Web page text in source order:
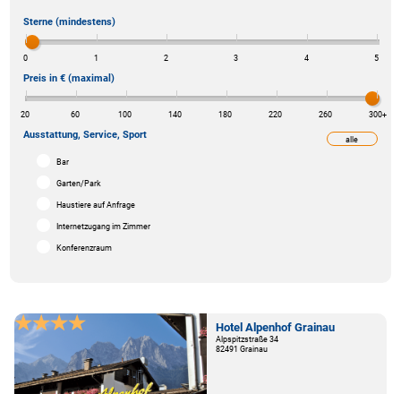
Hotel Alpenhof Grainau
Alpspitzstraße 34
82491 Grainau
Sterne (mindestens)
0 1 2 3 4 5
Preis in € (maximal)
20 60 100 140 180 220 260 300+
alle
Ausstattung, Service, Sport
Bar
Garten/Park
Haustiere auf Anfrage
Internetzugang im Zimmer
Konferenzraum